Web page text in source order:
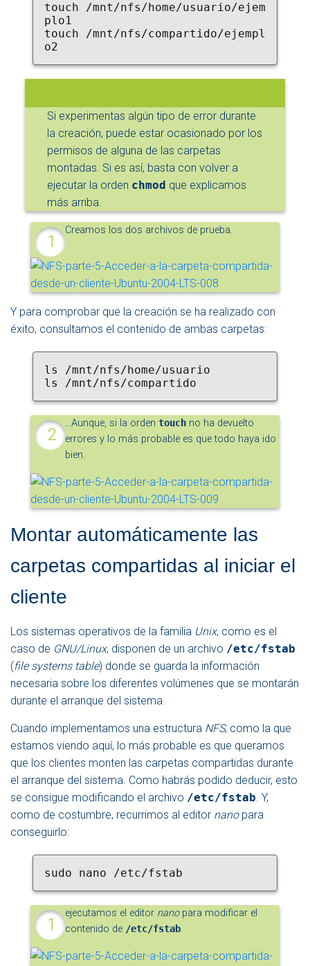
touch /mnt/nfs/home/usuario/ejem
plo1
touch /mnt/nfs/compartido/ejempl
o2
Si experimentas algún tipo de error durante
la creación, puede estar ocasionado por los
permisos de alguna de las carpetas
montadas. Si es así, basta con volver a
ejecutar la orden chmod que explicamos
más arriba.
Creamos los dos archivos de prueba.
Y para comprobar que la creación se ha realizado con
éxito, consultamos el contenido de ambas carpetas:
ls /mnt/nfs/home/usuario
ls /mnt/nfs/compartido
…Aunque, si la ordentouch no ha devuelto
errores y lo más probable es que todo haya ido
bien.
Montar automáticamente las
carpetas compartidas al iniciar el
cliente
Los sistemas operativos de la familia Unix, como es el
caso de GNU/Linux, disponen de un archivo /etc/fstab
(file systems table) donde se guarda la información
necesaria sobre los diferentes volúmenes que se montarán
durante el arranque del sistema.
Cuando implementamos una estructura NFS, como la que
estamos viendo aquí, lo más probable es que queramos
que los clientes monten las carpetas compartidas durante
el arranque del sistema. Como habrás podido deducir, esto
se consigue modificando el archivo /etc/fstab. Y,
como de costumbre, recurrimos al editor nanopara
conseguirlo:
sudo nano /etc/fstab
ejecutamos el editor nanopara modificar el
contenido de /etc/fstab.